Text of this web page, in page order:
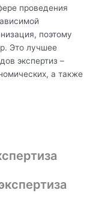
проведения
поэтому
Это лучшее
экспертиз –
а также